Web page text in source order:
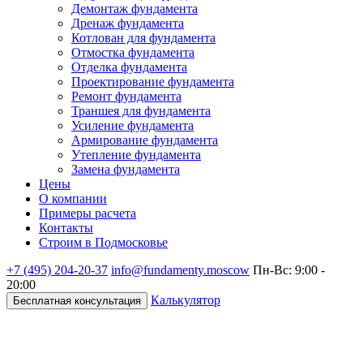
Демонтаж фундамента
Дренаж фундамента
Котлован для фундамента
Отмостка фундамента
Отделка фундамента
Проектирование фундамента
Ремонт фундамента
Траншея для фундамента
Усиление фундамента
Армирование фундамента
Утепление фундамента
Замена фундамента
Цены
О компании
Примеры расчета
Контакты
Строим в Подмосковье
+7 (495) 204-20-37 info@fundamenty.moscow Пн-Вс: 9:00 -
20:00
Бесплатная консультация Калькулятор